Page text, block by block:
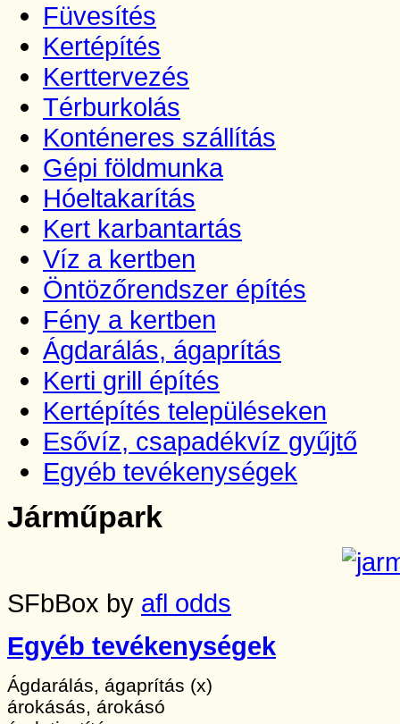
Füvesítés
Kertépítés
Kerttervezés
Térburkolás
Konténeres szállítás
Gépi földmunka
Hóeltakarítás
Kert karbantartás
Víz a kertben
Öntözőrendszer építés
Fény a kertben
Ágdarálás, ágaprítás
Kerti grill építés
Kertépítés településeken
Esővíz, csapadékvíz gyűjtő
Egyéb tevékenységek
Járműpark
SFbBox by afl odds
Egyéb tevékenységek
Ágdarálás, ágaprítás (x)
árokásás, árokásó